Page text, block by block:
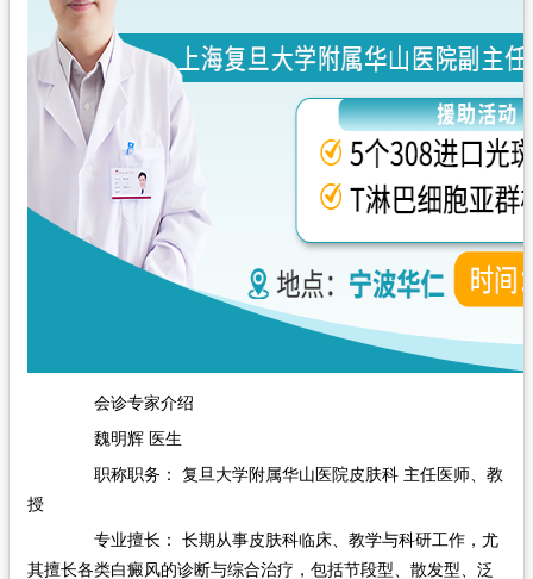
会诊专家介绍
魏明辉 医生
职称职务：​ 复旦大学附属华山医院皮肤科 主任医师、教
授
专业擅长：​ 长期从事皮肤科临床、教学与科研工作，尤
其擅长各类白癜风的诊断与综合治疗，包括节段型、散发型、泛